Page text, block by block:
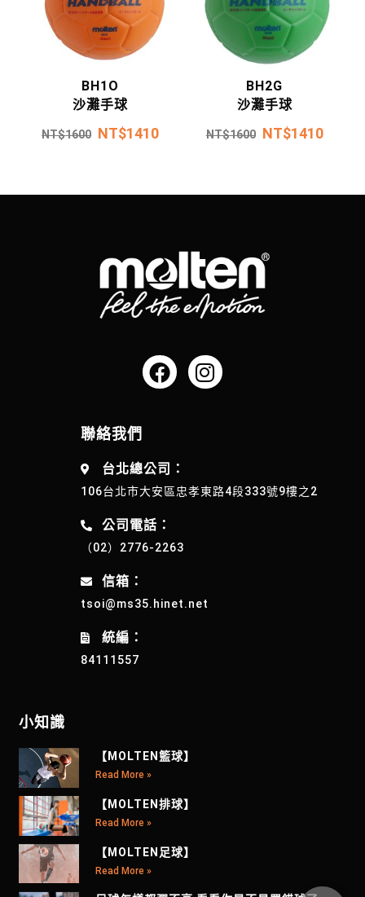
BH1O
沙灘手球
NT$1600 NT$1410
BH2G
沙灘手球
NT$1600 NT$1410
聯絡我們
台北總公司：
106台北市大安區忠孝東路4段333號9樓之2
公司電話：
（02）2776-2263
信箱：
tsoi@ms35.hinet.net
統編：
84111557
小知識
【MOLTEN籃球】
Read More »
【MOLTEN排球】
Read More »
【MOLTEN足球】
Read More »